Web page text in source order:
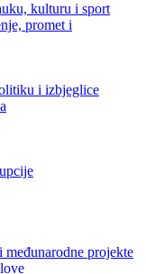
kulturu i sport
promet i
i izbjeglice
međunarodne projekte